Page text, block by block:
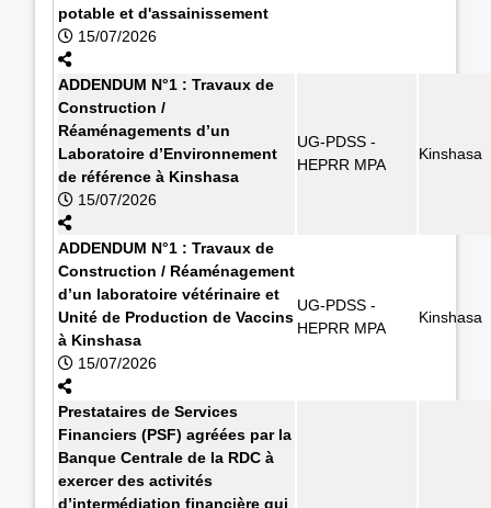
potable et d'assainissement
15/07/2026
ADDENDUM N°1 : Travaux de
Construction /
Réaménagements d’un
Laboratoire d’Environnement
de référence à Kinshasa
15/07/2026
UG-PDSS -
HEPRR MPA
Kinshasa
ADDENDUM N°1 : Travaux de
Construction / Réaménagement
d’un laboratoire vétérinaire et
Unité de Production de Vaccins
à Kinshasa
15/07/2026
UG-PDSS -
HEPRR MPA
Kinshasa
Prestataires de Services
Financiers (PSF) agréées par la
Banque Centrale de la RDC à
exercer des activités
d’intermédiation financière qui